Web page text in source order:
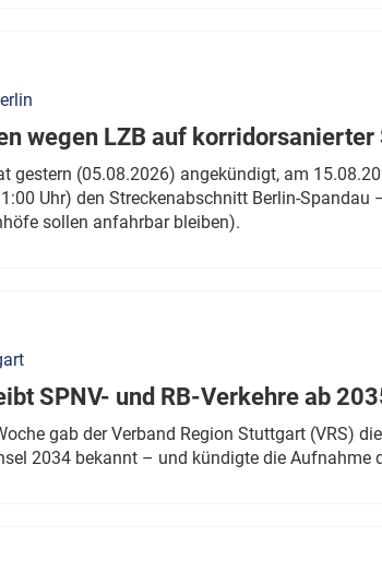
wegen LZB auf
gestern (05.08.2026) angekündigt, am
Uhr) den Streckenabschnitt Berlin-
sollen anfahrbar bleiben).
SPNV- und RB-Verkehre ab
gab der Verband Region Stuttgart (VRS)
2034 bekannt – und kündigte die Aufnahme